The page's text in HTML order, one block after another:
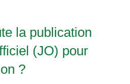
la publication
(JO) pour
?